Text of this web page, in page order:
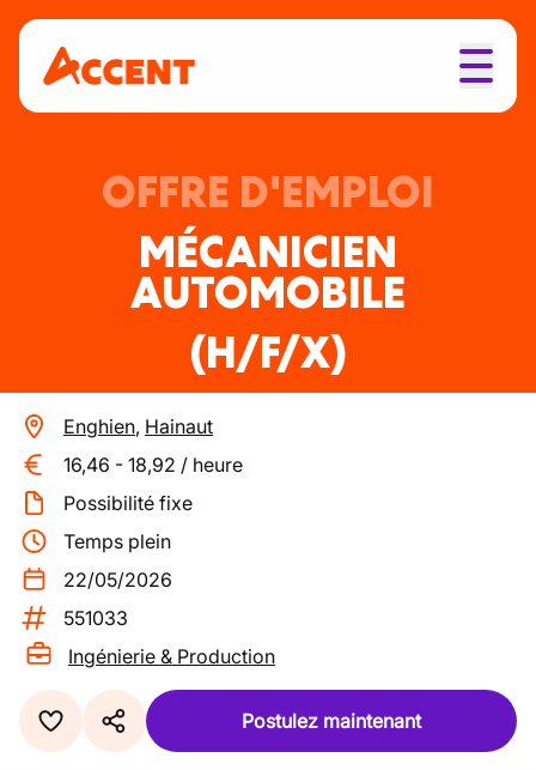
OFFRE D'EMPLOI
MÉCANICIEN
AUTOMOBILE
(H/F/X)
Enghien, Hainaut
16,46 - 18,92 / heure
Possibilité fixe
Temps plein
22/05/2026
551033
Ingénierie & Production
Postulez maintenant